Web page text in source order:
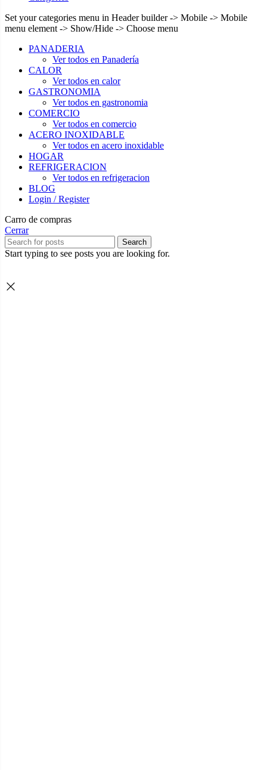
Set your categories menu in Header builder -> Mobile -> Mobile
menu element -> Show/Hide -> Choose menu
PANADERIA
Ver todos en Panadería
CALOR
Ver todos en calor
GASTRONOMIA
Ver todos en gastronomia
COMERCIO
Ver todos en comercio
ACERO INOXIDABLE
Ver todos en acero inoxidable
HOGAR
REFRIGERACION
Ver todos en refrigeracion
BLOG
Login / Register
Carro de compras
Cerrar
Search
Start typing to see posts you are looking for.